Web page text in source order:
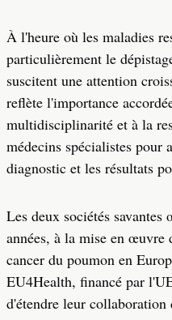
À l'heure où les maladies
particulièrement le
suscitent une attention
reflète l'importance
multidisciplinarité et à la
médecins spécialistes pour
diagnostic et les résultats
Les deux sociétés
années, à la mise en œuvre
cancer du poumon en
EU4Health, financé par
d'étendre leur collaboration